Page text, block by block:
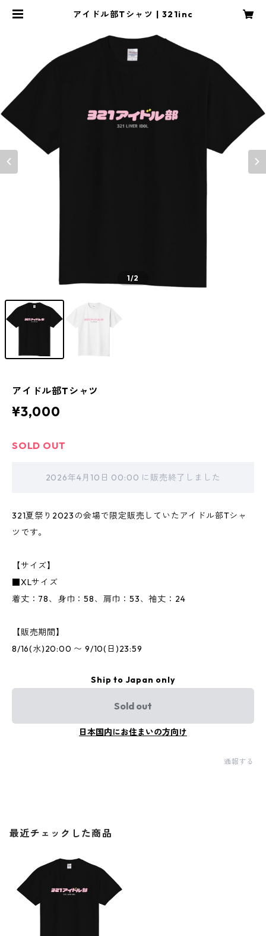
アイドル部Tシャツ | 321inc
1/2
アイドル部Tシャツ
¥3,000
SOLD OUT
2026年4月10日 00:00 に販売終了しました
321夏祭り2023の会場で限定販売していたアイドル部Tシャ
ツです。
【サイズ】
■XLサイズ
着丈：78、身巾：58、肩巾：53、袖丈：24
【販売期間】
8/16(水)20:00 〜 9/10(日)23:59
Ship to Japan only
Sold out
日本国内にお住まいの方向け
通報する
最近チェックした商品